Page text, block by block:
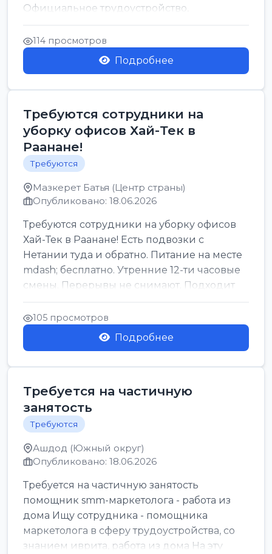
Официальное трудоустройство,
стабильная зарплата от ...
114 просмотров
Подробнее
Требуются сотрудники на
уборку офисов Хай-Тек в
Раанане!
Требуются
Мазкерет Батья (Центр страны)
Опубликовано: 18.06.2026
Требуются сотрудники на уборку офисов
Хай-Тек в Раанане! Есть подвозки с
Нетании туда и обратно. Питание на месте
mdash; бесплатно. Утренние 12-ти часовые
смены. Перерывы не снимают. Подходит
для всех...
105 просмотров
Подробнее
Требуется на частичную
занятость
Требуются
Ашдод (Южный округ)
Опубликовано: 18.06.2026
Требуется на частичную занятость
помощник smm-маркетолога - работа из
дома Ищу сотрудника - помощника
маркетолога в сферу трудоустройства, со
знанием иврита, работа из дома На эту